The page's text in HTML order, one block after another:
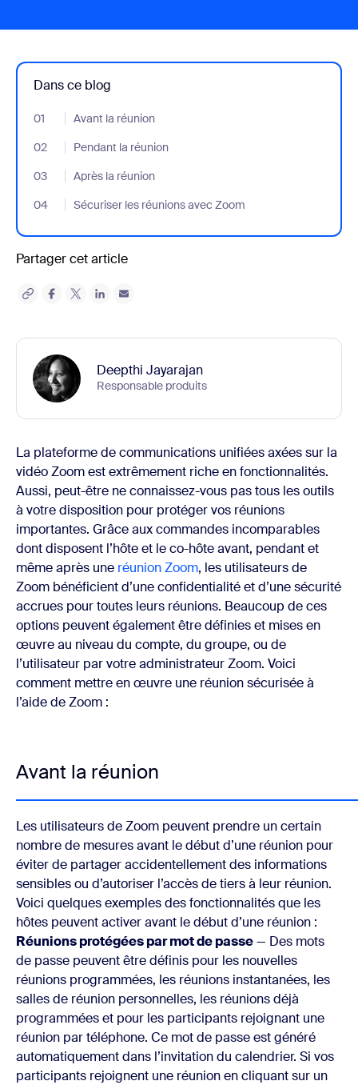
Dans ce blog
01 Avant la réunion
- Jumplink to Avant la réunion
02
Pendant la réunion
- Jumplink to Pendant la réunion
03
Après la réunion
- Jumplink to Après la réunion
04
Sécuriser les réunions avec Zoom
- Jumplink to Sécuriser les réunions avec Zoom
Partager cet article
Deepthi Jayarajan
Responsable produits
La plateforme de communications unifiées axées sur la
vidéo Zoom est extrêmement riche en fonctionnalités.
Aussi, peut-être ne connaissez-vous pas tous les outils
à votre disposition pour protéger vos réunions
importantes. Grâce aux commandes incomparables
dont disposent l’hôte et le co-hôte avant, pendant et
même après une réunion Zoom, les utilisateurs de
Zoom bénéficient d’une confidentialité et d’une sécurité
accrues pour toutes leurs réunions. Beaucoup de ces
options peuvent également être définies et mises en
œuvre au niveau du compte, du groupe, ou de
l’utilisateur par votre administrateur Zoom. Voici
comment mettre en œuvre une réunion sécurisée à
l’aide de Zoom :
Avant la réunion
Les utilisateurs de Zoom peuvent prendre un certain
nombre de mesures avant le début d’une réunion pour
éviter de partager accidentellement des informations
sensibles ou d’autoriser l’accès de tiers à leur réunion.
Voici quelques exemples des fonctionnalités que les
hôtes peuvent activer avant le début d’une réunion :
Réunions protégées par mot de passe— Des mots
de passe peuvent être définis pour les nouvelles
réunions programmées, les réunions instantanées, les
salles de réunion personnelles, les réunions déjà
programmées et pour les participants rejoignant une
réunion par téléphone. Ce mot de passe est généré
automatiquement dans l’invitation du calendrier. Si vos
participants rejoignent une réunion en cliquant sur un